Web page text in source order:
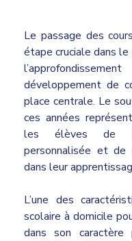
Le passage des
étape cruciale dans
développement de
place centrale. Le
ces années
les élèves de
personnalisée et de
dans leur
L’une des
scolaire à domicile
dans son caractère